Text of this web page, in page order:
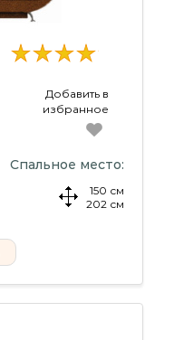
Добавить в
избранное
Спальное место:
150 см
202 см